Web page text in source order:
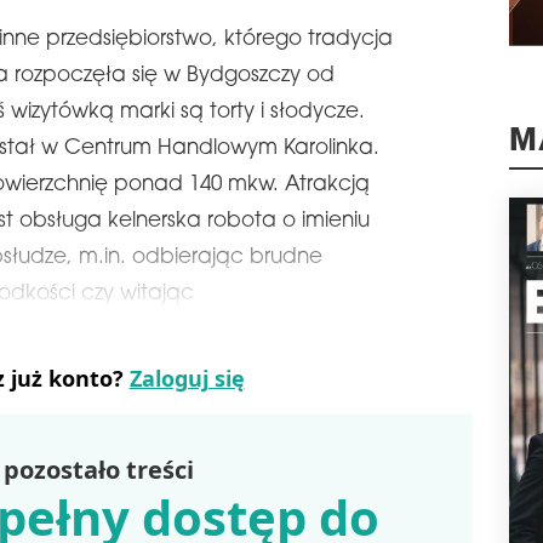
przedsiębiorstwo, którego tradycja
rozpoczęła się w Bydgoszczy od
marki są torty i słodycze.
w Centrum Handlowym Karolinka.
ponad 140 mkw. Atrakcją
obsługa kelnerska robota o imieniu
m.in. odbierając brudne
czy witając
już konto? Zaloguj się
pozostało treści
dostęp do
schedule
schedule